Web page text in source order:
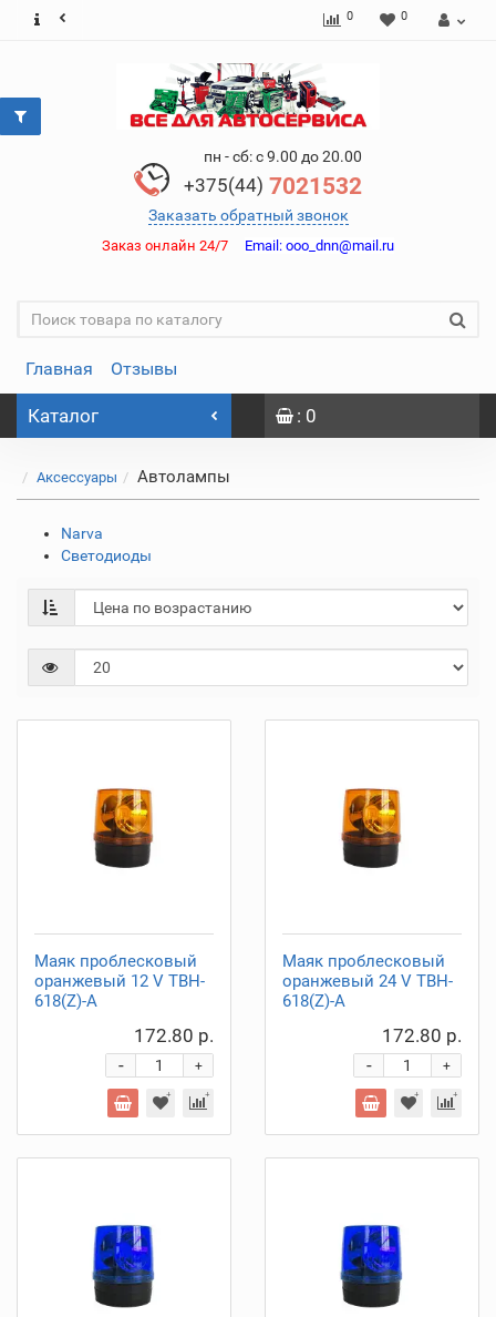
0 0
пн - сб: с 9.00 до 20.00
+375(44) 7021532
Заказать обратный звонок
Заказ онлайн 24/7 Email: ooo_dnn@mail.ru
Главная Отзывы
Каталог : 0
Аксессуары Автолампы
Narva
Светодиоды
Маяк проблесковый
оранжевый 12 V TBH-
618(Z)-А
172.80 р.
+
-
Маяк проблесковый
оранжевый 24 V TBH-
618(Z)-А
172.80 р.
+
-